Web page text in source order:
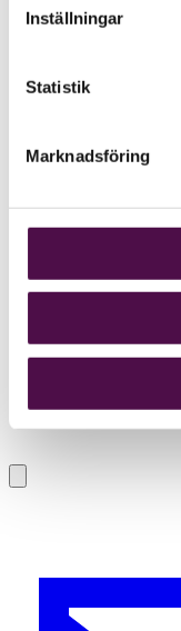
Inställningar
Statistik
Marknadsföring